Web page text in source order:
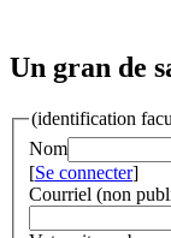
Un gran de
(identification
Nom
[Se connecter]
Courriel (non